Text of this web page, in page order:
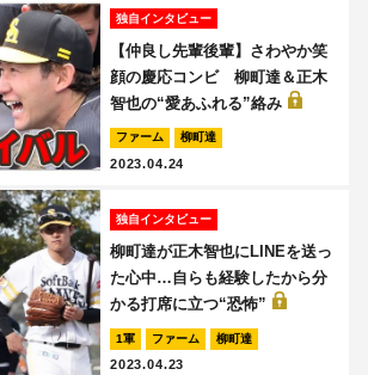
独自インタビュー
【仲良し先輩後輩】さわやか笑
顔の慶応コンビ 柳町達＆正木
智也の“愛あふれる”絡み
ファーム 柳町達
2023.04.24
独自インタビュー
柳町達が正木智也にLINEを送っ
た心中…自らも経験したから分
かる打席に立つ“恐怖”
1軍 ファーム 柳町達
2023.04.23